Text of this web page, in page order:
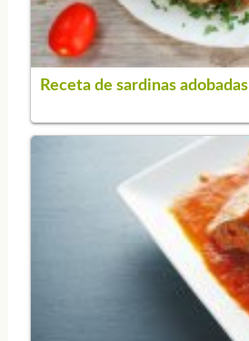
Receta de sardinas adobadas